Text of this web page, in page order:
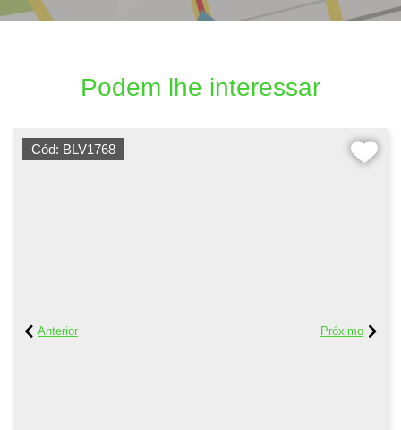
Podem lhe interessar
Cód: BLV1768